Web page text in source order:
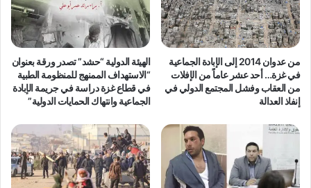
من عدوان 2014 إلى الإبادة الجماعية
في غزة… أحد عشر عاماً من الإفلات
من العقاب وفشل المجتمع الدولي في
إنفاذ العدالة
الهيئة الدولية “حشد” تصدر ورقة بعنوان
“الاستهداف الممنهج للمنظومة الطبية
في قطاع غزة دراسة في جريمة الإبادة
الجماعية وانتهاك الحمايات الدولية”